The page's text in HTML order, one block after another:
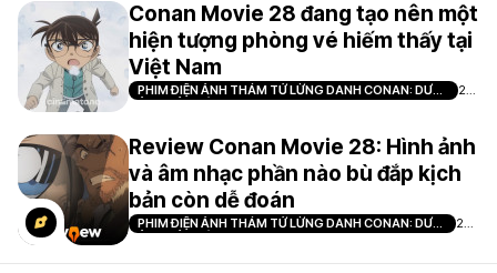
Conan Movie 28 đang tạo nên một
hiện tượng phòng vé hiếm thấy tại
Việt Nam
PHIM ĐIỆN ẢNH THÁM TỬ LỪNG DANH CONAN: DƯ
ẢNH CỦA ĐỘC NHÃN
21/
Review Conan Movie 28: Hình ảnh
và âm nhạc phần nào bù đắp kịch
bản còn dễ đoán
PHIM ĐIỆN ẢNH THÁM TỬ LỪNG DANH CONAN: DƯ
ẢNH CỦA ĐỘC NHÃN
20/